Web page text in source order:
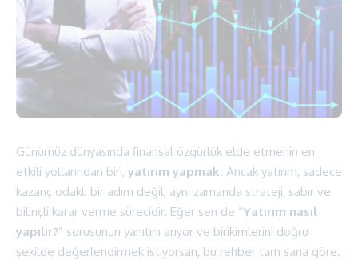
Günümüz dünyasında finansal özgürlük elde etmenin en
etkili yollarından biri, yatırım yapmak. Ancak yatırım, sadece
kazanç odaklı bir adım değil; aynı zamanda strateji, sabır ve
bilinçli karar verme sürecidir. Eğer sen de “Yatırım nasıl
yapılır?” sorusunun yanıtını arıyor ve birikimlerini doğru
şekilde değerlendirmek istiyorsan, bu rehber tam sana göre.